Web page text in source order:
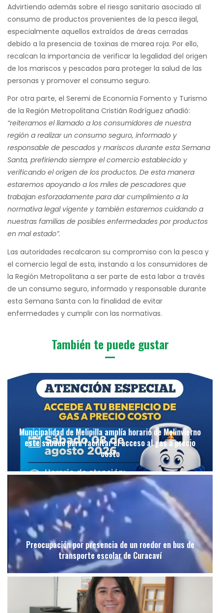
Advirtiendo además sobre el riesgo sanitario asociado al
consumo de productos provenientes de la pesca ilegal,
especialmente aquellos extraídos de áreas cerradas
debido a la presencia de toxinas de marea roja. Por ello,
recalcan la importancia de verificar la legalidad del origen
de los mariscos y pescados para proteger la salud de las
personas y promover el consumo seguro.
Por otra parte, el Seremi de Economía Fomento y Turismo
de la Región Metropolitana Cristián Rodríguez añadió:
“reiteramos el llamado a los consumidores de nuestra
región a realizar un consumo seguro, informado y
responsable de pescados y mariscos durante esta Semana
Santa, prefiriendo siempre el comercio establecido y
verificando el origen de los productos. De esta manera
estaremos apoyando a los miles de pescadores que
trabajan esforzadamente para dar cumplimiento a la
normativa legal vigente y también estaremos cuidando a
nuestras familias de posibles enfermedades por productos
en mal estado”.
Las autoridades recalcaron su compromiso con la pesca y
el comercio legal de esta, instando a los consumidores de
la Región Metropolitana a ser parte de esta labor a través
de un consumo seguro, informado y responsable durante
esta Semana Santa con la finalidad de evitar
enfermedades y cumplir con las normativas.
También te puede gustar
Municipalidad de Melipilla amplía horario de Melinvierno
este sábado para facilitar el acceso al gas a precio
costo
Preocupación por presencia de un roedor en bus de
transporte escolar de Curacaví